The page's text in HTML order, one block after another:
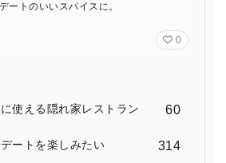
ートのいいスパイスに。
0
使える隠れ家レストラン 60
ートを楽しみたい 314